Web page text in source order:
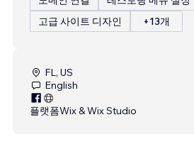
고급 사이트 디자인
+13개
FL, US
English
플랫폼Wix & Wix Studio